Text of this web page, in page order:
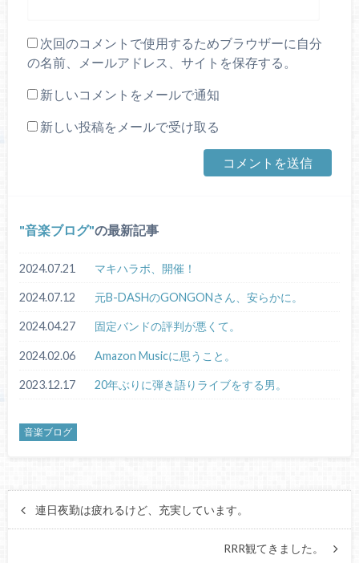
次回のコメントで使用するためブラウザーに自分
の名前、メールアドレス、サイトを保存する。
新しいコメントをメールで通知
新しい投稿をメールで受け取る
音楽ブログ の最新記事
2024.07.21 マキハラボ、開催！
2024.07.12 元B-DASHのGONGONさん、安らかに。
2024.04.27 固定バンドの評判が悪くて。
2024.02.06 Amazon Musicに思うこと。
2023.12.17 20年ぶりに弾き語りライブをする男。
音楽ブログ
連日夜勤は疲れるけど、充実しています。
RRR観てきました。